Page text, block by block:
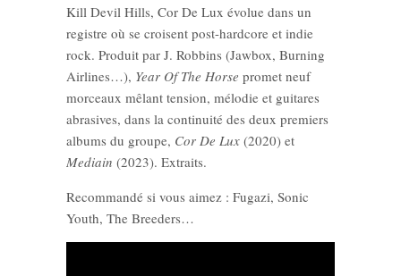
Kill Devil Hills, Cor De Lux évolue dans un
registre où se croisent post-hardcore et indie
rock. Produit par J. Robbins (Jawbox, Burning
Airlines…), Year Of The Horse promet neuf
morceaux mêlant tension, mélodie et guitares
abrasives, dans la continuité des deux premiers
albums du groupe, Cor De Lux (2020) et
Mediain (2023). Extraits.
Recommandé si vous aimez : Fugazi, Sonic
Youth, The Breeders…